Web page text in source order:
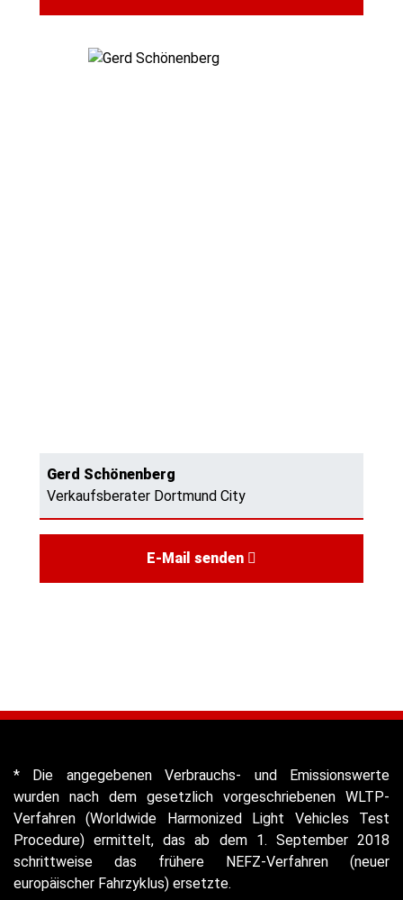
Gerd Schönenberg
Verkaufsberater Dortmund City
E-Mail senden
* Die angegebenen Verbrauchs- und Emissionswerte
wurden nach dem gesetzlich vorgeschriebenen WLTP-
Verfahren (Worldwide Harmonized Light Vehicles Test
Procedure) ermittelt, das ab dem 1. September 2018
schrittweise das frühere NEFZ-Verfahren (neuer
europäischer Fahrzyklus) ersetzte.